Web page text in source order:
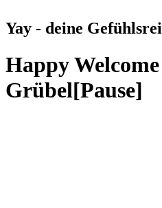
Yay - deine
Happy
Grübel[Pause]